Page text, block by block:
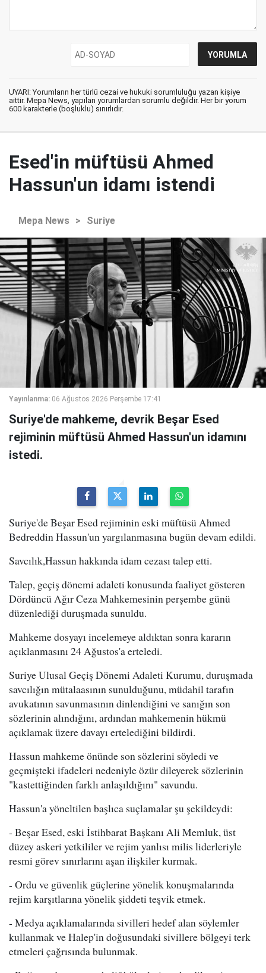
UYARI: Yorumların her türlü cezai ve hukuki sorumluluğu yazan kişiye
aittir. Mepa News, yapılan yorumlardan sorumlu değildir. Her bir yorum
600 karakterle (boşluklu) sınırlıdır.
Esed'in müftüsü Ahmed
Hassun'un idamı istendi
Mepa News > Suriye
Yayınlanma: 06 Ağustos 2026 Perşembe 17:41
Suriye'de mahkeme, devrik Beşar Esed
rejiminin müftüsü Ahmed Hassun'un idamını
istedi.
Suriye'de Beşar Esed rejiminin eski müftüsü Ahmed
Bedreddin Hassun'un yargılanmasına bugün devam edildi.
Savcılık,Hassun hakkında idam cezası talep etti.
Talep, geçiş dönemi adaleti konusunda faaliyet gösteren
Dördüncü Ağır Ceza Mahkemesinin perşembe günü
düzenlediği duruşmada sunuldu.
Mahkeme dosyayı incelemeye aldıktan sonra kararın
açıklanmasını 24 Ağustos'a erteledi.
Suriye Ulusal Geçiş Dönemi Adaleti Kurumu, duruşmada
savcılığın mütalaasının sunulduğunu, müdahil tarafın
avukatının savunmasının dinlendiğini ve sanığın son
sözlerinin alındığını, ardından mahkemenin hükmü
açıklamak üzere davayı ertelediğini bildirdi.
Hassun mahkeme önünde son sözlerini söyledi ve
geçmişteki ifadeleri nedeniyle özür dileyerek sözlerinin
"kastettiğinden farklı anlaşıldığını" savundu.
Hassun'a yöneltilen başlıca suçlamalar şu şekildeydi:
- Beşar Esed, eski İstihbarat Başkanı Ali Memluk, üst
düzey askeri yetkililer ve rejim yanlısı milis liderleriyle
resmi görev sınırlarını aşan ilişkiler kurmak.
- Ordu ve güvenlik güçlerine yönelik konuşmalarında
rejim karşıtlarına yönelik şiddeti teşvik etmek.
- Medya açıklamalarında sivilleri hedef alan söylemler
kullanmak ve Halep'in doğusundaki sivillere bölgeyi terk
etmeleri çağrısında bulunmak.